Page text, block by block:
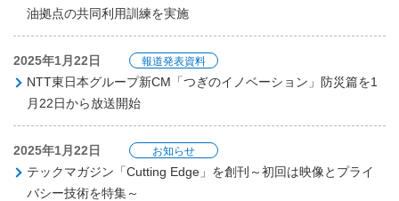
油拠点の共同利用訓練を実施
2025年1月22日 報道発表資料
NTT東日本グループ新CM「つぎのイノベーション」防災篇を1
月22日から放送開始
2025年1月22日 お知らせ
テックマガジン「Cutting Edge」を創刊～初回は映像とプライ
バシー技術を特集～